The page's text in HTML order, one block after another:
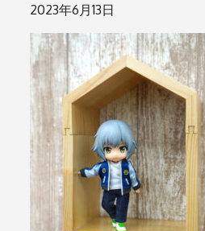
Posted
on
2023年6月13日